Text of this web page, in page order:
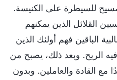
للسيطرة على الكنيسة.
القلائل الذين يمكنهم
الباقين فهم أولئك الذين
الريح. وبعد ذلك، يصبح من
مع القادة والعاملين. وبدون